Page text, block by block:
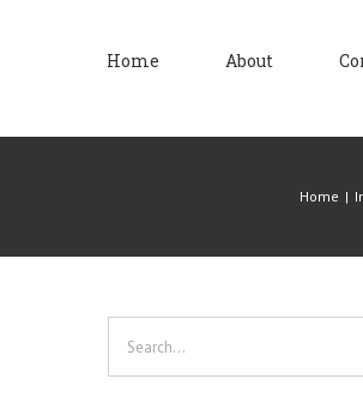
Home About
Home |